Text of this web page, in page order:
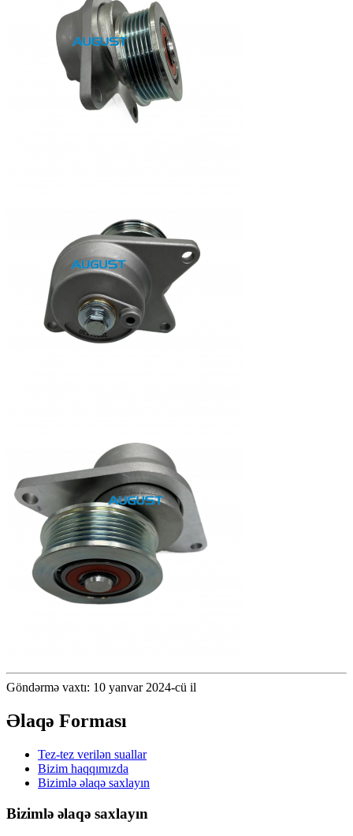
Göndərmə vaxtı: 10 yanvar 2024-cü il
Əlaqə Forması
Tez-tez verilən suallar
Bizim haqqımızda
Bizimlə əlaqə saxlayın
Bizimlə əlaqə saxlayın